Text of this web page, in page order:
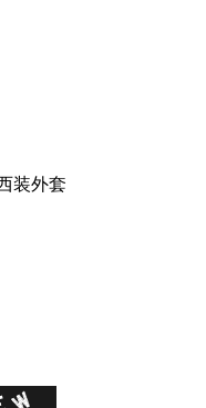
装外套